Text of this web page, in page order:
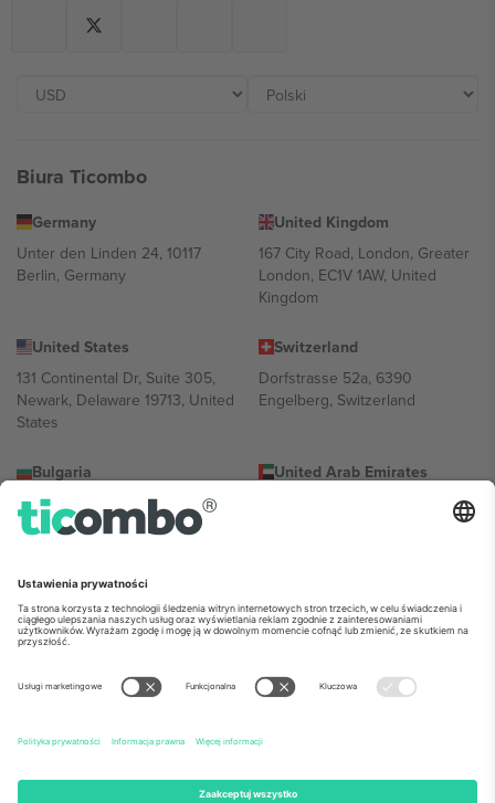
Biura Ticombo
Germany
Unter den Linden 24, 10117
Berlin, Germany
United Kingdom
167 City Road, London, Greater
London, EC1V 1AW, United
Kingdom
United States
131 Continental Dr, Suite 305,
Newark, Delaware 19713, United
States
Switzerland
Dorfstrasse 52a, 6390
Engelberg, Switzerland
Bulgaria
Regus Sofia City West, bul
Totleben 53-55, 1606 Sofia,
United Arab Emirates
UAE Dubai Silicon Oasis, DDP
Building A1, Office 302, Dubai,
Mexico
Av Chapultepec 360, Roma
Norte, Cuauhtémoc, 06700
Ciudad de México, CDMX,
Mexico
Podmiot prawny dostawcy platformy może się różnić w zależności
informacje, sprawdź stronę konkretnego wydarzenia, stopkę i